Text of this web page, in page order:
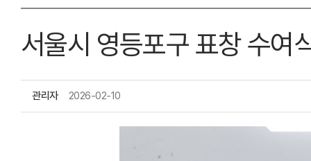
서울시 영등포구 표창 수여
관리자 2026-02-10